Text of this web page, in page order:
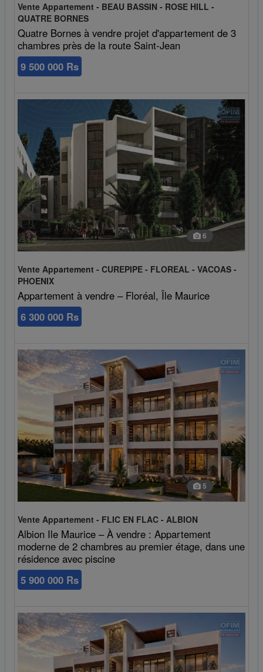
Vente Appartement - BEAU BASSIN - ROSE HILL -
QUATRE BORNES
Quatre Bornes à vendre projet d'appartement de 3
chambres près de la route Saint-Jean
9 500 000 Rs
6
Vente Appartement - CUREPIPE - FLOREAL - VACOAS -
PHOENIX
Appartement à vendre – Floréal, Île Maurice
6 300 000 Rs
5
Vente Appartement - FLIC EN FLAC - ALBION
Albion Ile Maurice – À vendre : Appartement
moderne de 2 chambres au premier étage, dans une
résidence avec piscine
5 900 000 Rs